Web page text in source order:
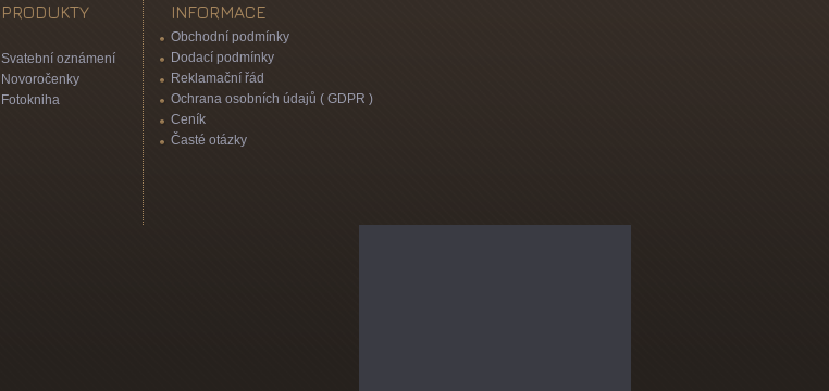
PRODUKTY
Svatební oznámení
Novoročenky
Fotokniha
INFORMACE
Obchodní podmínky
Dodací podmínky
Reklamační řád
Ochrana osobních údajů ( GDPR )
Ceník
Časté otázky